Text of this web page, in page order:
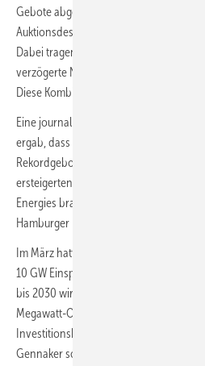
Gebote abgegeben, um Flächen in der
Auktionsdesign setzte stark auf hohe
Dabei tragen die Projektierer erhebliche
verzögerte Netzanschlüsse oder
Diese Kombination entwickelt sich
Eine journalistische Recherche von
ergab, dass die Ölkonzerne BP und
Rekordgeboten von insgesamt 12,6
ersteigerten, beim Umsetzen zögern.
Energies branchenintern auf die
Hamburger Projektbüro schließen.
Im März hatten deutsche
10 GW Einspeisekapazität
bis 2030 wird wohl frühestens 2032
Megawatt-Ostseewindpark Gennaker
Investitionsbank eine
Gennaker soll gemäß Absprache mit